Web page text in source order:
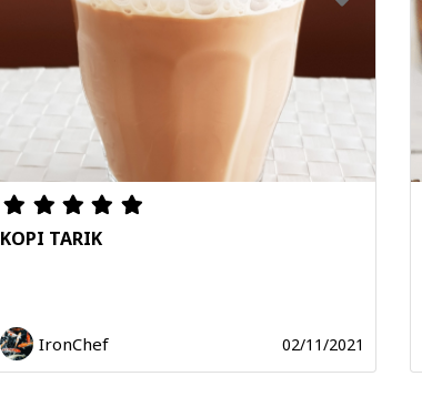
KOPI TARIK
IronChef 02/11/2021